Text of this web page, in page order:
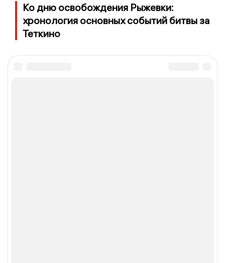
Ко дню освобождения Рыжевки:
хронология основных событий битвы за
Теткино